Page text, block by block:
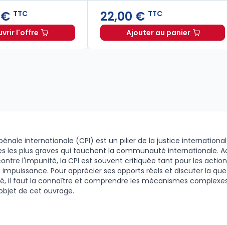
deDès36,00 €TTC
TTC
l'offre
Quel avenir pour le jury criminel ? à partir deDès 33,00 €
22,00 € TTC
Ajouter au panier
La
internationale (CPI) est un pilier de la justice
les plus graves qui touchent la communauté internationale.
l'impunité, la CPI est souvent critiquée tant pour les
impuissance. Pour apprécier ses apports réels et discuter la
il faut la connaître et comprendre les mécanismes
de cet ouvrage.